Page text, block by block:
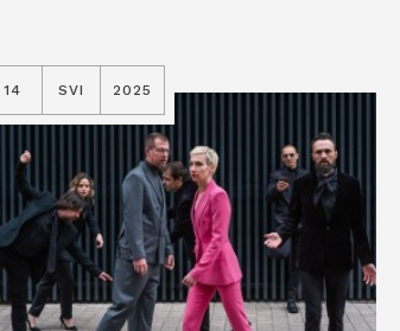
14 SVI 2025